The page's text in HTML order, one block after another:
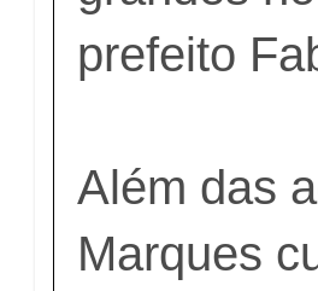
prefeito
Além das
Marques